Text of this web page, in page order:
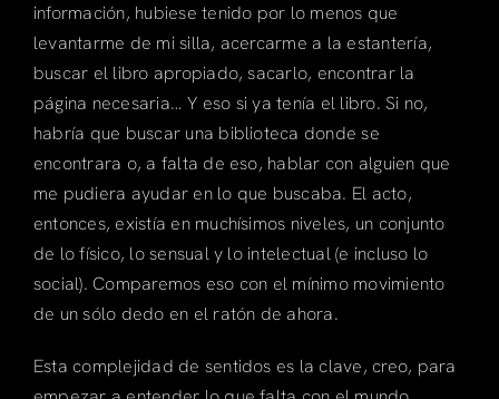
información, hubiese tenido por lo menos que
levantarme de mi silla, acercarme a la estantería,
buscar el libro apropiado, sacarlo, encontrar la
página necesaria… Y eso si ya tenía el libro. Si no,
habría que buscar una biblioteca donde se
encontrara o, a falta de eso, hablar con alguien que
me pudiera ayudar en lo que buscaba. El acto,
entonces, existía en muchísimos niveles, un conjunto
de lo físico, lo sensual y lo intelectual (e incluso lo
social). Comparemos eso con el mínimo movimiento
de un sólo dedo en el ratón de ahora.
Esta complejidad de sentidos es la clave, creo, para